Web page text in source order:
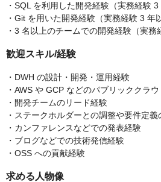
・SQL を利用した開発経験（実務経験 3
・Git を用いた開発経験（実務経験 3 年
・3 名以上のチームでの開発経験（実務
歓迎スキル/経験
・DWH の設計・開発・運用経験
・AWS や GCP などのパブリッククラ
・開発チームのリード経験
・ステークホルダーとの調整や要件定義
・カンファレンスなどでの発表経験
・ブログなどでの技術発信経験
・OSS への貢献経験
求める人物像